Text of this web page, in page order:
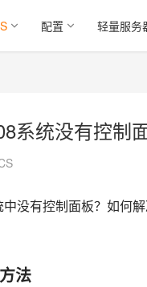
配置 轻量服务
系统没有控制
没有控制面板？如何
法